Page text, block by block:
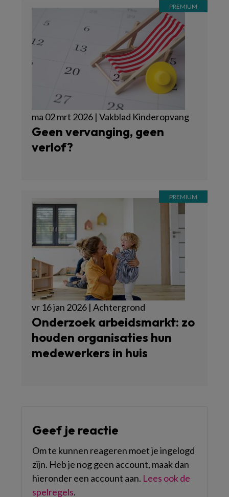
ma 02 mrt 2026 | Vakblad Kinderopvang
Geen vervanging, geen
verlof?
vr 16 jan 2026 | Achtergrond
Onderzoek arbeidsmarkt: zo
houden organisaties hun
medewerkers in huis
Geef je reactie
Om te kunnen reageren moet je ingelogd
zijn. Heb je nog geen account, maak dan
hieronder een account aan. Lees ook de
spelregels.